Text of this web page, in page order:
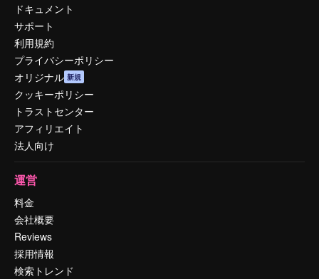
ドキュメント
サポート
利用規約
プライバシーポリシー
オリジナル 新規
クッキーポリシー
トラストセンター
アフィリエイト
法人向け
運営
料金
会社概要
Reviews
採用情報
検索トレンド